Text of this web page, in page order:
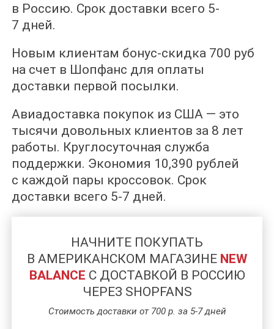
в Россию. Срок доставки всего 5-
7 дней.
Новым клиентам бонус-скидка 700 руб
на счет в Шопфанс для оплаты
доставки первой посылки.
Авиадоставка покупок из США — это
тысячи довольных клиентов за 8 лет
работы. Круглосуточная служба
поддержки. Экономия 10,390 рублей
с каждой пары кроссовок. Срок
доставки всего 5-7 дней.
НАЧНИТЕ ПОКУПАТЬ
В АМЕРИКАНСКОМ МАГАЗИНЕ NEW
BALANCE C ДОСТАВКОЙ В РОССИЮ
ЧЕРЕЗ SHOPFANS
Стоимость доставки от 700 р. за 5-7 дней